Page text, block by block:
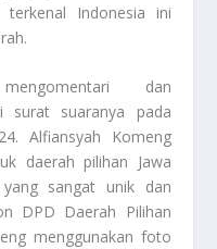
terkenal Indonesia ini
dan
surat suaranya pada
Alfiansyah Komeng
daerah pilihan Jawa
sangat unik dan
DPD Daerah Pilihan
menggunakan foto